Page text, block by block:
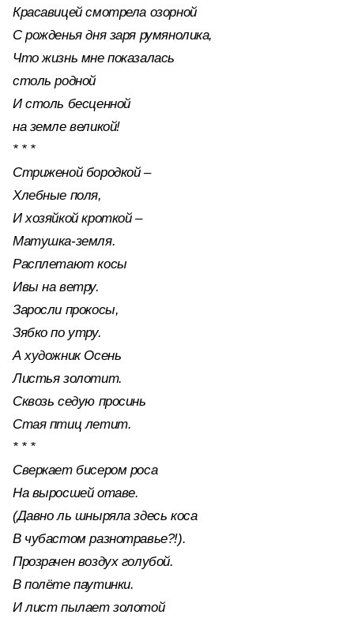
Красавицей смотрела озорной
С рожденья дня заря румянолика,
Что жизнь мне показалась
столь родной
И столь бесценной
на земле великой!
* * *
Стриженой бородкой –
Хлебные поля,
И хозяйкой кроткой –
Матушка-земля.
Расплетают косы
Ивы на ветру.
Заросли прокосы,
Зябко по утру.
А художник Осень
Листья золотит.
Сквозь седую просинь
Стая птиц летит.
* * *
Сверкает бисером роса
На выросшей отаве.
(Давно ль шныряла здесь коса
В чубастом разнотравье?!).
Прозрачен воздух голубой.
В полёте паутинки.
И лист пылает золотой